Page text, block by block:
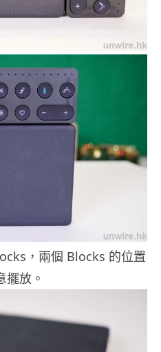
，兩個 Blocks 的位置
擺放。